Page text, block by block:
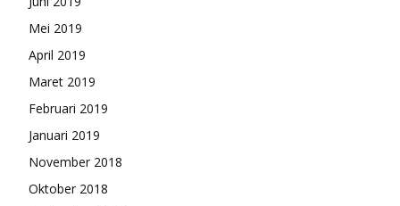
Mei 2019
April 2019
Maret 2019
Februari 2019
Januari 2019
November 2018
Oktober 2018